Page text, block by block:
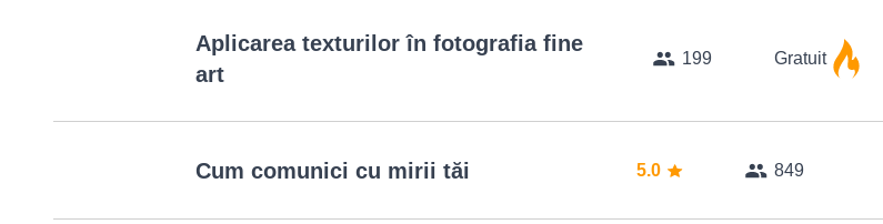
11 Strategii de creștere: Aceste strategii sunt esențiale pentru orice fotograf care vrea să-și construiască
concrete și personalizate.
Aplicarea texturilor în fotografia fine
art
199 Gratuit
Cum comunici cu mirii tăi 5.0 849